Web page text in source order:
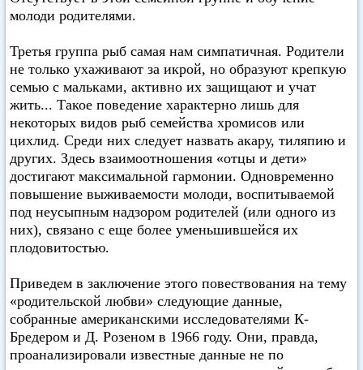
молоди родителями.
Третья группа рыб самая нам симпатичная. Родители
не только ухаживают за икрой, но образуют крепкую
семью с мальками, активно их защищают и учат
жить... Такое поведение характерно лишь для
некоторых видов рыб семейства хромисов или
цихлид. Среди них следует назвать акару, тиляпию и
других. Здесь взаимоотношения «отцы и дети»
достигают максимальной гармонии. Одновременно
повышение выживаемости молоди, воспитываемой
под неусыпным надзором родителей (или одного из
них), связано с еще более уменьшившейся их
плодовитостью.
Приведем в заключение этого повествования на тему
«родительской любви» следующие данные,
собранные американскими исследователями К-
Бредером и Д. Розеном в 1966 году. Они, правда,
проанализировали известные данные не по